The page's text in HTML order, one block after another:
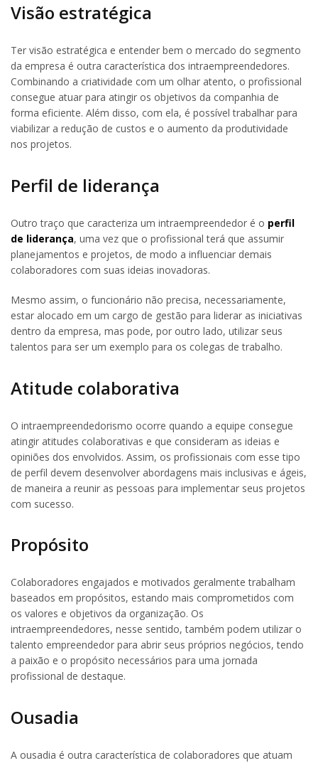
Visão estratégica
Ter visão estratégica e entender bem o mercado do segmento
da empresa é outra característica dos intraempreendedores.
Combinando a criatividade com um olhar atento, o profissional
consegue atuar para atingir os objetivos da companhia de
forma eficiente. Além disso, com ela, é possível trabalhar para
viabilizar a redução de custos e o aumento da produtividade
nos projetos.
Perfil de liderança
Outro traço que caracteriza um intraempreendedor é o perfil
de liderança, uma vez que o profissional terá que assumir
planejamentos e projetos, de modo a influenciar demais
colaboradores com suas ideias inovadoras.
Mesmo assim, o funcionário não precisa, necessariamente,
estar alocado em um cargo de gestão para liderar as iniciativas
dentro da empresa, mas pode, por outro lado, utilizar seus
talentos para ser um exemplo para os colegas de trabalho.
Atitude colaborativa
O intraempreendedorismo ocorre quando a equipe consegue
atingir atitudes colaborativas e que consideram as ideias e
opiniões dos envolvidos. Assim, os profissionais com esse tipo
de perfil devem desenvolver abordagens mais inclusivas e ágeis,
de maneira a reunir as pessoas para implementar seus projetos
com sucesso.
Propósito
Colaboradores engajados e motivados geralmente trabalham
baseados em propósitos, estando mais comprometidos com
os valores e objetivos da organização. Os
intraempreendedores, nesse sentido, também podem utilizar o
talento empreendedor para abrir seus próprios negócios, tendo
a paixão e o propósito necessários para uma jornada
profissional de destaque.
Ousadia
A ousadia é outra característica de colaboradores que atuam